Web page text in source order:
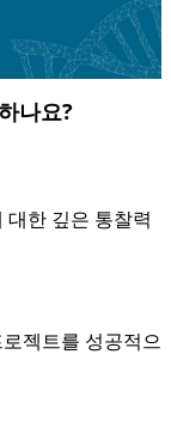
나요?
한 깊은 통찰력
젝트를 성공적으